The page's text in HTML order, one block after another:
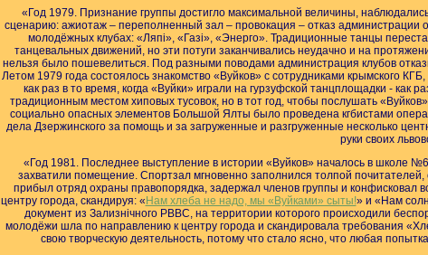
«Год 1979. Признание группы достигло максимальной величины,
сценарию: ажиотаж – переполненный зал – провокация – отказ администрации
молодёжных клубах: «Ляпi», «Газi», «Энерго». Традиционные танцы
танцевальных движений, но эти потуги заканчивались неудачно и на
нельзя было пошевелиться. Под разными поводами администрация клубов
Летом 1979 года состоялось знакомство «Вуйков» с сотрудниками крымского
как раз в то время, когда «Вуйки» играли на гурзуфской танцплощадки -
традиционным местом хиповых тусовок, но в тот год, чтобы послушать
социально опасных элементов Большой Ялты было проведена кгбистами
дела Дзержинского за помощь и за загруженные и разгруженные несколько
руки своих
«Год 1981. Последнее выступление в истории «Вуйков» началось в школе
захватили помещение. Спортзал мгновенно заполнился толпой
прибыл отряд охраны правопорядка, задержал членов группы и конфисковал
центру города, скандируя: « Нам хлеба не надо, мы «Вуйками» сыты!» и «Нам
документ из Зализнiчного РВВС, на территории которого происходили
молодёжи шла по направлению к центру города и скандировала требования
свою творческую деятельность, потому что стало ясно, что любая